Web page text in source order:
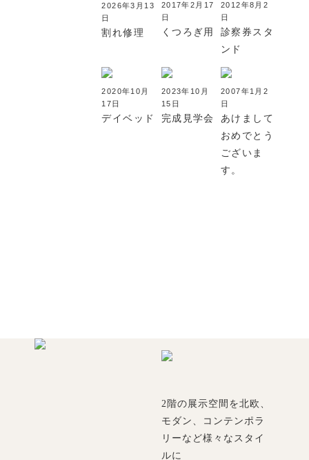
2026年3月13
日
割れ修理
2017年2月17
日
くつろぎ用
2012年8月2
日
診察券スタ
ンド
2020年10月
17日
デイベッド
2023年10月
15日
完成見学会
2007年1月2
日
あけまして
おめでとう
ございま
す。
2階の展示空間を北欧、
モダン、コンテンポラ
リーなど様々なスタイ
ルに